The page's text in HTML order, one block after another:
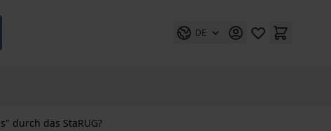
DE
durch das StaRUG?